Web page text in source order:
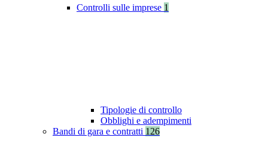
Controlli sulle imprese 1
Tipologie di controllo
Obblighi e adempimenti
Bandi di gara e contratti 126